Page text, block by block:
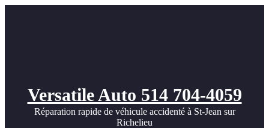
Versatile Auto 514 704-4059
Réparation rapide de véhicule accidenté à St-Jean sur
Richelieu